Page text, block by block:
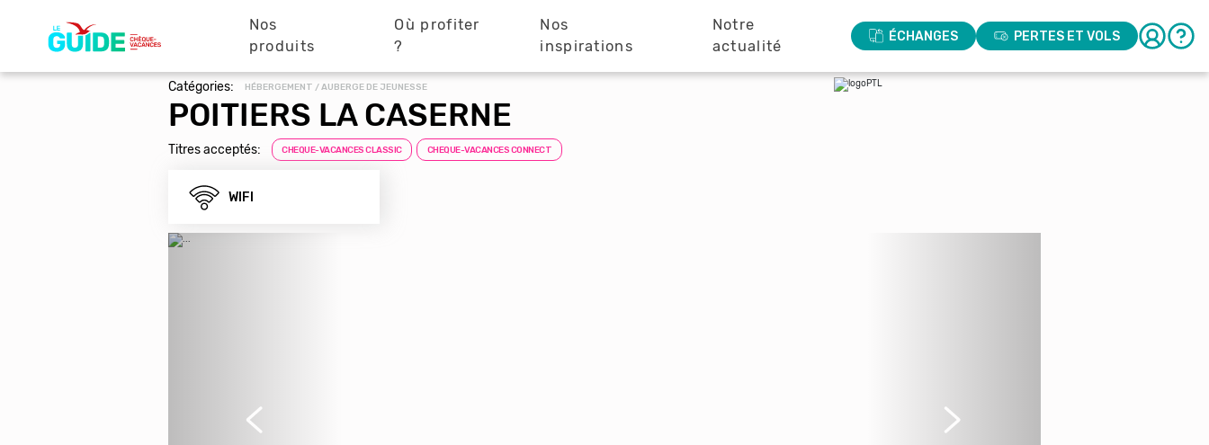
principale
Nos
produits
Où profiter
?
Nos
inspirations
Notre
actualité
ÉCHANGES PERTES ET VOLS
Catégories: HÉBERGEMENT / AUBERGE DE JEUNESSE
POITIERS LA CASERNE
Titres acceptés: CHEQUE-VACANCES CLASSIC CHEQUE-VACANCES CONNECT
WIFI
Précédent Suivant